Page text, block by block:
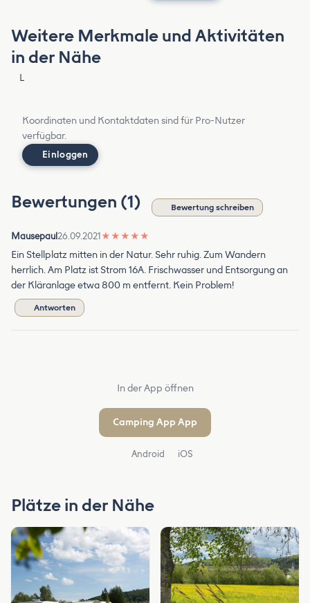
Weitere Merkmale und Aktivitäten
in der Nähe
L
Koordinaten und Kontaktdaten sind für Pro-Nutzer
verfügbar.
Einloggen
Bewertungen (1) Bewertung schreiben
Mausepaul 26.09.2021 ★ ★ ★ ★ ★
Ein Stellplatz mitten in der Natur. Sehr ruhig. Zum Wandern
herrlich. Am Platz ist Strom 16A. Frischwasser und Entsorgung an
der Kläranlage etwa 800 m entfernt. Kein Problem!
Antworten
In der App öffnen
Camping App App
Android iOS
Plätze in der Nähe